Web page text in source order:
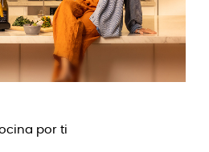
por ti